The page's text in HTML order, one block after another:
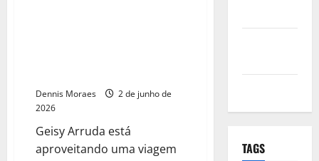
Dennis Moraes
2 de junho de
2026
Geisy Arruda está
aproveitando uma viagem
TAGS